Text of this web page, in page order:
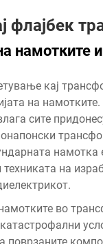
флајбек
намотките
кај
на
сите
намотка
на
во